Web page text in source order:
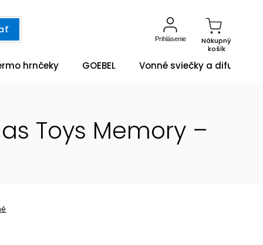
Nákupný
košík
Prihlásenie
hrnčeky GOEBEL Vonné sviečky a difuzéry
Toys Memory –